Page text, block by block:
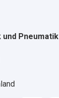
und Pneumatik